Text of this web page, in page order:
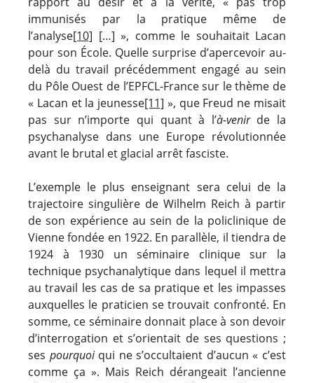
immunisés par la pratique même de
l’analyse[10] […] », comme le souhaitait Lacan
pour son École. Quelle surprise d’apercevoir au-
delà du travail précédemment engagé au sein
du Pôle Ouest de l’EPFCL-France sur le thème de
« Lacan et la jeunesse[11] », que Freud ne misait
pas sur n’importe qui quant à l’à-venirde la
psychanalyse dans une Europe révolutionnée
avant le brutal et glacial arrêt fasciste.
L’exemple le plus enseignant sera celui de la
trajectoire singulière de Wilhelm Reich à partir
de son expérience au sein de la policlinique de
Vienne fondée en 1922. En parallèle, il tiendra de
1924 à 1930 un séminaire clinique sur la
technique psychanalytique dans lequel il mettra
au travail les cas de sa pratique et les impasses
auxquelles le praticien se trouvait confronté. En
somme, ce séminaire donnait place à son devoir
d’interrogation et s’orientait de ses questions ;
ses pourquoiqui ne s’occultaient d’aucun « c’est
comme ça ». Mais Reich dérangeait l’ancienne